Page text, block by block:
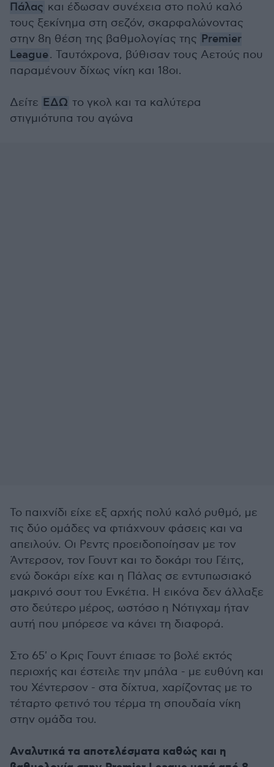
Πάλας και έδωσαν συνέχεια στο πολύ καλό
τους ξεκίνημα στη σεζόν, σκαρφαλώνοντας
στην 8η θέση της βαθμολογίας της Premier
League. Ταυτόχρονα, βύθισαν τους Αετούς που
παραμένουν δίχως νίκη και 18οι.
Δείτε ΕΔΩ τo γκολ και τα καλύτερα
στιγμιότυπα του αγώνα
Το παιχνίδι είχε εξ αρχής πολύ καλό ρυθμό, με
τις δύο ομάδες να φτιάχνουν φάσεις και να
απειλούν. Οι Ρεντς προειδοποίησαν με τον
Άντερσον, τον Γουντ και το δοκάρι του Γέιτς,
ενώ δοκάρι είχε και η Πάλας σε εντυπωσιακό
μακρινό σουτ του Ενκέτια. Η εικόνα δεν άλλαξε
στο δεύτερο μέρος, ωστόσο η Νότιγχαμ ήταν
αυτή που μπόρεσε να κάνει τη διαφορά.
Στο 65' ο Κρις Γουντ έπιασε το βολέ εκτός
περιοχής και έστειλε την μπάλα - με ευθύνη και
του Χέντερσον - στα δίχτυα, χαρίζοντας με το
τέταρτο φετινό του τέρμα τη σπουδαία νίκη
στην ομάδα του.
Αναλυτικά τα αποτελέσματα καθώς και η